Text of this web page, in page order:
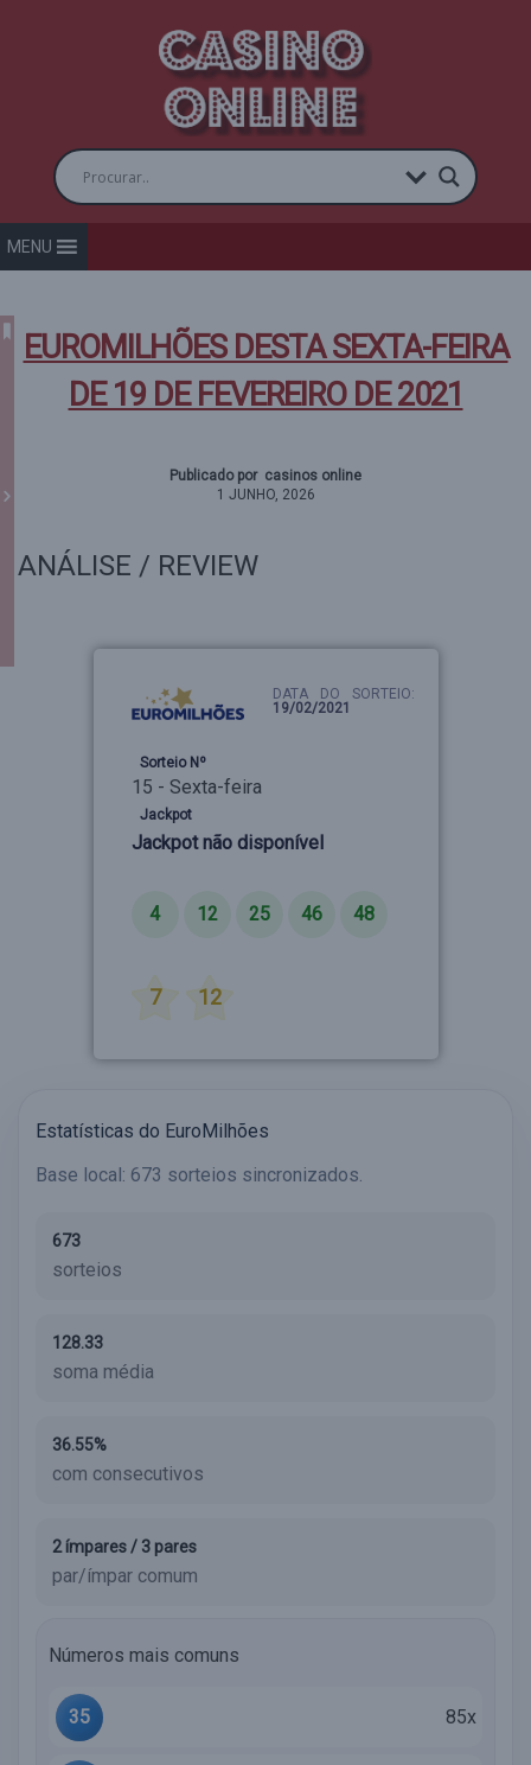
MENU
EUROMILHÕES DESTA SEXTA-FEIRA
DE 19 DE FEVEREIRO DE 2021
Publicado por casinos online
1 JUNHO, 2026
ANÁLISE / REVIEW
DATA DO SORTEIO:
19/02/2021
Sorteio Nº
15 - Sexta-feira
Jackpot
Jackpot não disponível
4 12 25 46 48
7 12
Estatísticas do EuroMilhões
Base local: 673 sorteios sincronizados.
673
sorteios
128.33
soma média
36.55%
com consecutivos
2 ímpares / 3 pares
par/ímpar comum
Números mais comuns
35 85x